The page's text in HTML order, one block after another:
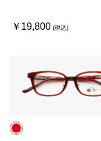
￥19,800